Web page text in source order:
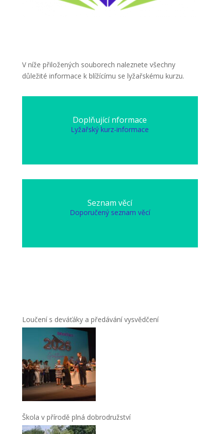
V níže přiložených souborech naleznete všechny
důležité informace k blížícímu se lyžařskému kurzu.
Doplňující nformace
Lyžařský kurz-informace
Seznam věcí
Doporučený seznam věcí
Loučení s deváťáky a předávání vysvědčení
Škola v přírodě plná dobrodružství